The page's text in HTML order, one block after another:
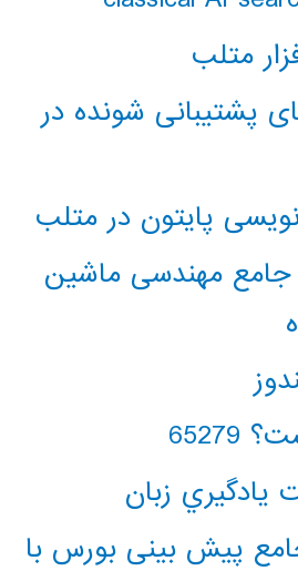
متلب
پشتیبانی شونده در
نویسی پایتون در متلب
جامع مهندسی ماشین
زبان
پیش بینی بورس با